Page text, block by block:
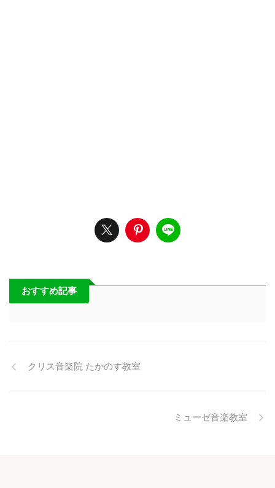
おすすめ記事
クリス音楽院 たかのす教室
ミューゼ音楽教室